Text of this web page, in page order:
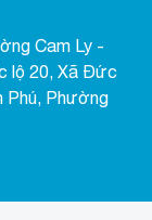
Cam Ly -
lộ 20, Xã Đức
Phú, Phường